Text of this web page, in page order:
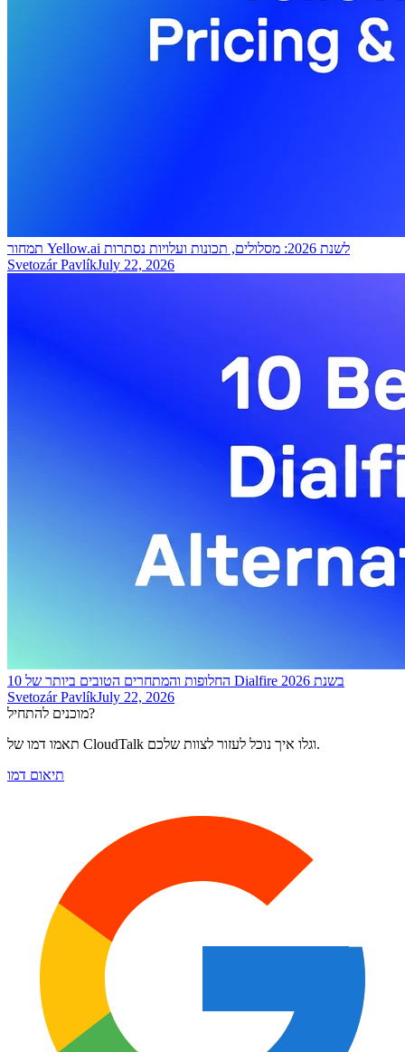
תמחור Yellow.ai לשנת 2026: מסלולים, תכונות ועלויות נסתרות
Svetozár PavlíkJuly 22, 2026
10 החלופות והמתחרים הטובים ביותר של Dialfire בשנת 2026
Svetozár PavlíkJuly 22, 2026
מוכנים להתחיל?
תאמו דמו של CloudTalk וגלו איך נוכל לעזור לצוות שלכם.
תיאום דמו